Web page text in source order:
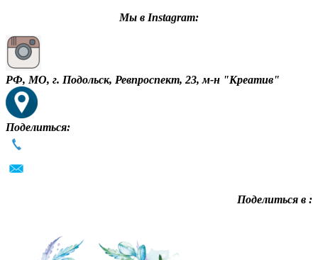
Мы в Instagram:
РФ, МО, г. Подольск, Ревпроспект, 23, м-н "Креатив"
Поделиться:
Поделиться в :